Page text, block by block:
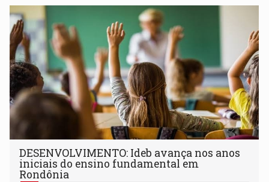
DESENVOLVIMENTO: Ideb avança nos anos
iniciais do ensino fundamental em
Rondônia